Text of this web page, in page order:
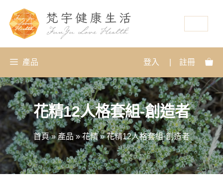
產品 登入 註冊
花精12人格套組-創造者
首頁 » 產品 » 花精 » 花精12人格套組-創造者